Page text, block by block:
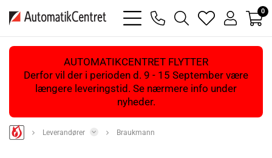
bars
light
phone
magnifying
glass
heart
light
user
light
0
AUTOMATIKCENTRET FLYTTER
Derfor vil der i perioden d. 9 - 15 September være
længere leveringstid. Se nærmere info under
nyheder.
Leverandører Braukmann